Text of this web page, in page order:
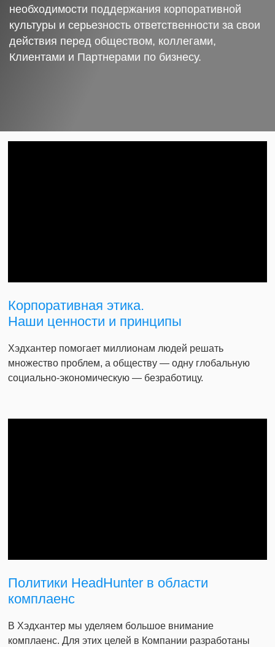
необходимости поддержания корпоративной
культуры и серьезность ответственности за свои
действия перед обществом, коллегами,
Клиентами и Партнерами по бизнесу.
Корпоративная этика.
Наши ценности и принципы
Хэдхантер помогает миллионам людей решать
множество проблем, а обществу — одну глобальную
социально-экономическую — безработицу.
Политики HeadHunter в области
комплаенс
В Хэдхантер мы уделяем большое внимание
комплаенс. Для этих целей в Компании разработаны